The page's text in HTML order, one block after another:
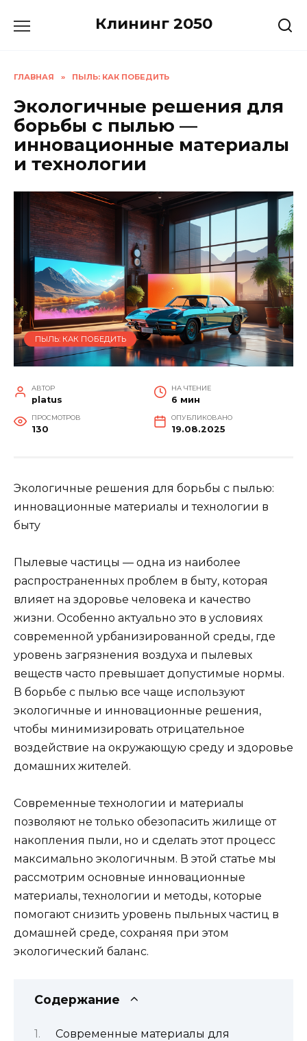
Клининг 2050
ГЛАВНАЯ » ПЫЛЬ: КАК ПОБЕДИТЬ
Экологичные решения для
борьбы с пылью —
инновационные материалы
и технологии
ПЫЛЬ: КАК ПОБЕДИТЬ
АВТОР
platus
НА ЧТЕНИЕ
6 мин
ПРОСМОТРОВ
130
ОПУБЛИКОВАНО
19.08.2025
Экологичные решения для борьбы с пылью:
инновационные материалы и технологии в
быту
Пылевые частицы — одна из наиболее
распространенных проблем в быту, которая
влияет на здоровье человека и качество
жизни. Особенно актуально это в условиях
современной урбанизированной среды, где
уровень загрязнения воздуха и пылевых
веществ часто превышает допустимые нормы.
В борьбе с пылью все чаще используют
экологичные и инновационные решения,
чтобы минимизировать отрицательное
воздействие на окружающую среду и здоровье
домашних жителей.
Современные технологии и материалы
позволяют не только обезопасить жилище от
накопления пыли, но и сделать этот процесс
максимально экологичным. В этой статье мы
рассмотрим основные инновационные
материалы, технологии и методы, которые
помогают снизить уровень пыльных частиц в
домашней среде, сохраняя при этом
экологический баланс.
Содержание
Современные материалы для